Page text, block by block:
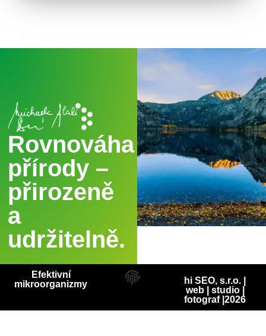
Rovnováha
přírody –
přirozeně
a
udržitelně.
hi SEO, s.r.o. |
web| studio|
fotograf|2026
Efektivní
mikroorganizmy